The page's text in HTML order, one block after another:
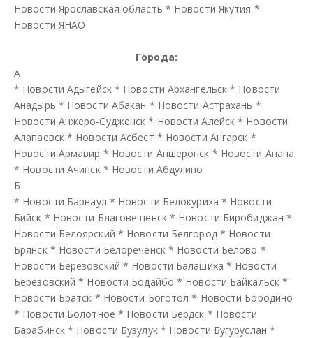
Новости Ярославская область * Новости Якутия *
Новости ЯНАО
Города:
А
* Новости Адыгейск * Новости Архангельск * Новости
Анадырь * Новости Абакан * Новости Астрахань *
Новости Анжеро-Судженск * Новости Алейск * Новости
Алапаевск * Новости Асбест * Новости Ангарск *
Новости Армавир * Новости Апшеронск * Новости Анапа
* Новости Ачинск * Новости Абдулино
Б
* Новости Барнаул * Новости Белокуриха * Новости
Бийск * Новости Благовещенск * Новости Биробиджан *
Новости Белоярский * Новости Белгород * Новости
Брянск * Новости Белореченск * Новости Белово *
Новости Берёзовский * Новости Балашиха * Новости
Березовский * Новости Бодайбо * Новости Байкальск *
Новости Братск * Новости Боготол * Новости Бородино
* Новости Болотное * Новости Бердск * Новости
Барабинск * Новости Бузулук * Новости Бугуруслан *